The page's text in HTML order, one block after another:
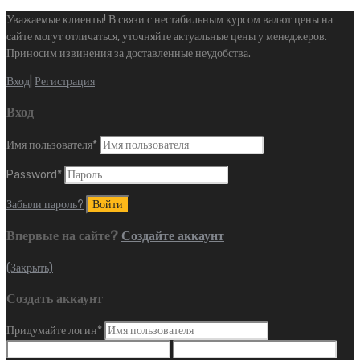
Уважаемые клиенты! В связи с нестабильным курсом валют цены на
сайте могут отличаться, уточняйте актуальные цены у менеджеров.
Приносим извинения за доставленные неудобства.
Вход Регистрация
Вход
Имя пользователя*
Password*
Забыли пароль?
Впервые на сайте? Создайте аккаунт
(Закрыть)
Создать аккаунт
Придумайте логин*